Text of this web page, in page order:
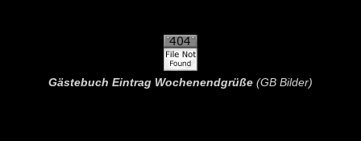
Gästebuch Eintrag Wochenendgrüße (GB Bilder)